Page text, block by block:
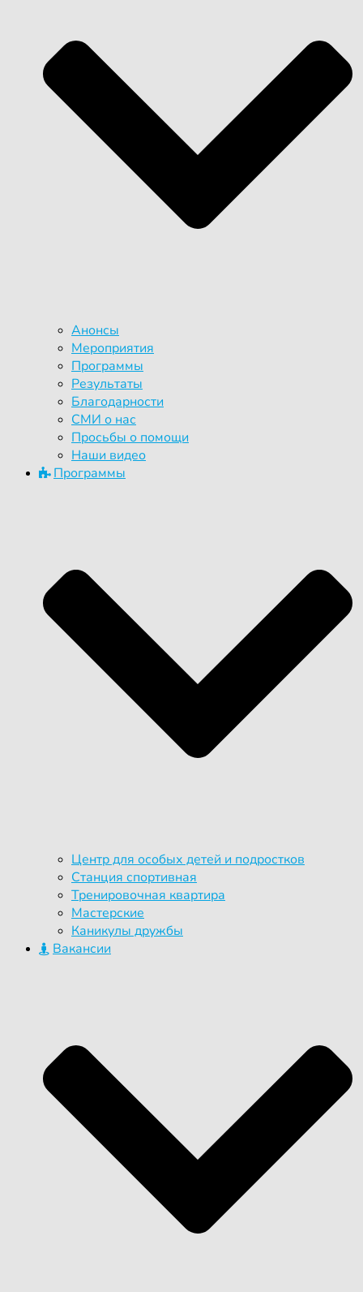
Анонсы
Мероприятия
Программы
Результаты
Благодарности
СМИ о нас
Просьбы о помощи
Наши видео
Программы
Центр для особых детей и подростков
Станция спортивная
Тренировочная квартира
Мастерские
Каникулы дружбы
Вакансии